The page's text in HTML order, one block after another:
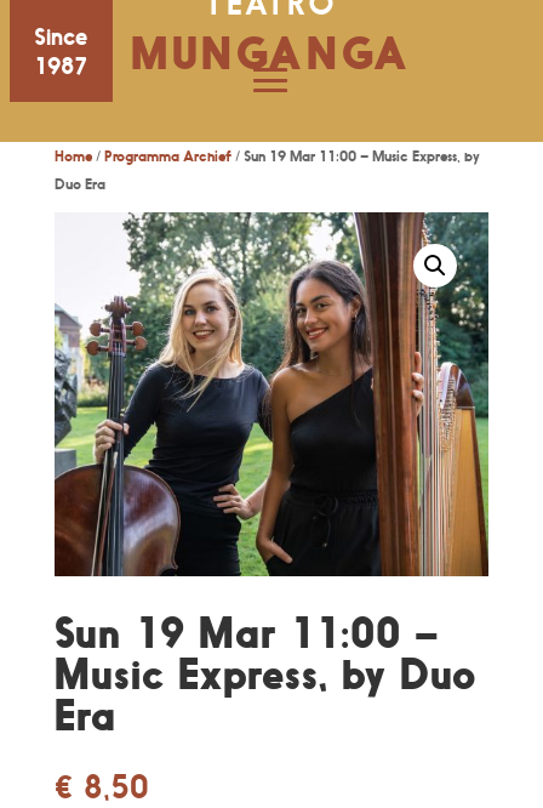
Since
1987
MUNGANGA
Home/ Programma Archief/ Sun 19 Mar 11:00 – Music Express, by
Duo Era
Sun 19 Mar 11:00 –
Music Express, by Duo
Era
€ 8,50